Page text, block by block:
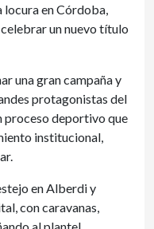
locura en Córdoba,
un nuevo título
una gran campaña y
protagonistas del
proceso deportivo que
institucional,
en Alberdi y
con caravanas,